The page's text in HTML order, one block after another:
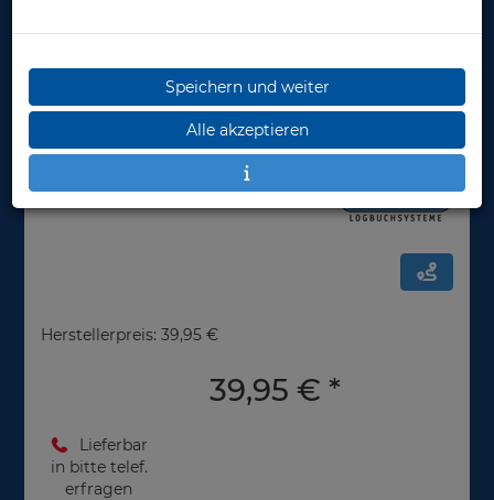
Taucherlogbuch sub-book - Farbe: blau -
Motiv: Weisser Hai
Artikelnr.: base-230
Herstellerpreis: 39,95 €
39,95 € *
Lieferbar
in bitte telef.
erfragen
Speichern und weiter
Alle akzeptieren